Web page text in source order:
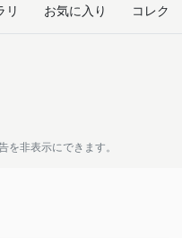
リ お気に入り コレク
を非表示にできます。